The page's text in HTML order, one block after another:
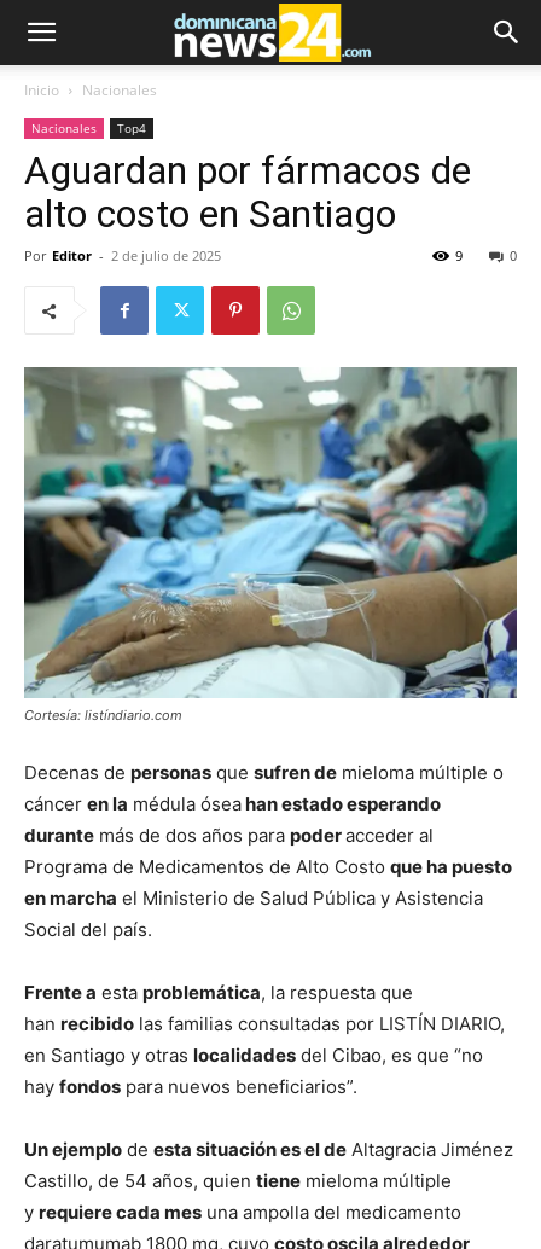
Inicio Nacionales
Nacionales Top4
Aguardan por fármacos de
alto costo en Santiago
Por Editor - 2 de julio de 2025 0
9
Cortesía: listíndiario.com
Decenas de personas que sufren de mieloma múltiple o
cáncer en la médula óseahan estado esperando
durante más de dos años para poderacceder al
Programa de Medicamentos de Alto Costo que ha puesto
en marcha el Ministerio de Salud Pública y Asistencia
Social del país.
Frente a esta problemática, la respuesta que
han recibido las familias consultadas por LISTÍN DIARIO,
en Santiago y otras localidades del Cibao, es que “no
hay fondos para nuevos beneficiarios”.
Un ejemplo de esta situación es el de Altagracia Jiménez
Castillo, de 54 años, quien tiene mieloma múltiple
y requiere cada mes una ampolla del medicamento
daratumumab 1800 mg, cuyo costo oscila alrededor